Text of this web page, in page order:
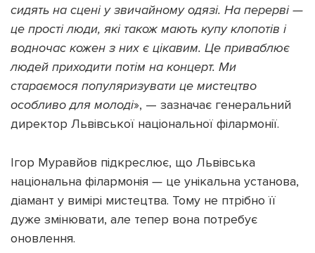
сидять на сцені у звичайному одязі. На перерві —
це прості люди, які також мають купу клопотів і
водночас кожен з них є цікавим. Це приваблює
людей приходити потім на концерт. Ми
стараємося популяризувати це мистецтво
особливо для молоді», — зазначає генеральний
директор Львівської національної філармонії.
Ігор Муравйов підкреслює, що Львівська
національна філармонія — це унікальна установа,
діамант у вимірі мистецтва. Тому не птрібно її
дуже змінювати, але тепер вона потребує
оновлення.